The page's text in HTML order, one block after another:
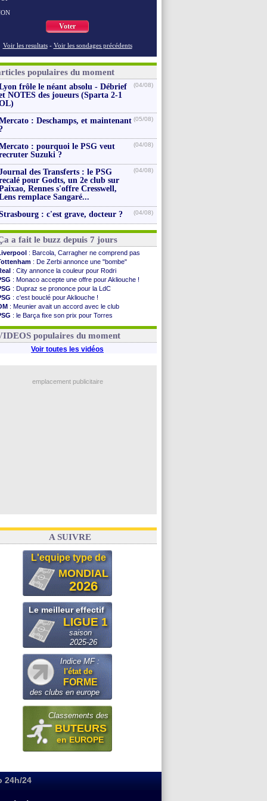
Voter
Voir les resultats - Voir les sondages précédents
populaires du moment
frôle le néant absolu - Débrief
NOTES des joueurs (Sparta 2-1
(04/08)
: Deschamps, et maintenant (05/08)
: pourquoi le PSG veut
Suzuki ?
(04/08)
des Transferts : le PSG
pour Godts, un 2e club sur
Rennes s'offre Cresswell,
remplace Sangaré...
(04/08)
: c'est grave, docteur ? (04/08)
a fait le buzz depuis 7 jours
: Barcola, Carragher ne comprend pas
: De Zerbi annonce une "bombe"
: City annonce la couleur pour Rodri
: Monaco accepte une offre pour Akliouche !
: Dupraz se prononce pour la LdC
: c'est bouclé pour Akliouche !
: Meunier avait un accord avec le club
: le Barça fixe son prix pour Torres
: Torres souhaite rejoindre le PSG !
populaires du moment
Voir toutes les vidéos
emplacement publicitaire
A SUIVRE
L'equipe type de
MONDIAL
2026
Le meilleur effectif
LIGUE 1
saison
2025-26
Indice MF :
l'état de
FORME
des clubs en europe
Classements des
BUTEURS
en EUROPE
24h/24